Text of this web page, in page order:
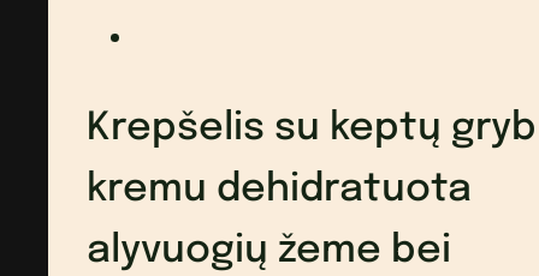
Krepšelis su keptų
kremu dehidratuota
alyvuogių žeme bei